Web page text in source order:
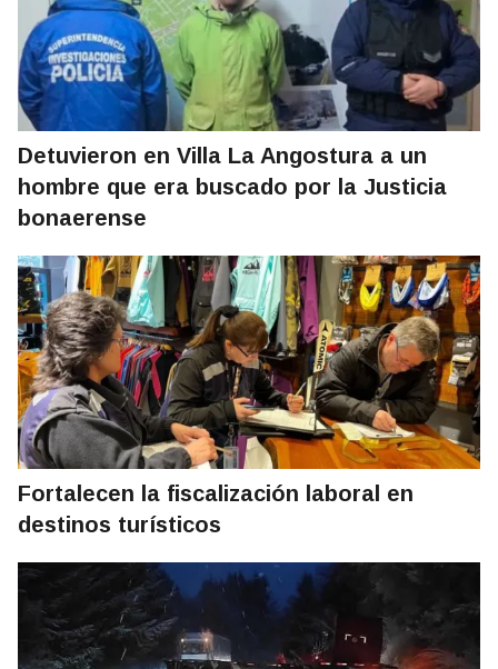
Detuvieron en Villa La Angostura a un
hombre que era buscado por la Justicia
bonaerense
Fortalecen la fiscalización laboral en
destinos turísticos